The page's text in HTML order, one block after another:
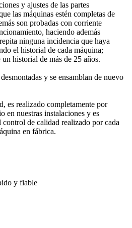
y ajustes de las partes
las máquinas estén completas de
son probadas con corriente
haciendo además
ninguna incidencia que haya
el historial de cada máquina;
historial de más de 25 años.
y se ensamblan de nuevo
es realizado completamente por
en nuestras instalaciones y es
de calidad realizado por cada
en fábrica.
y fiable